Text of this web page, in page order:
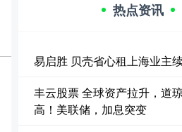
热点资讯
易启胜 贝壳省心租上海业主
丰云股票 全球资产拉升，道
高！美联储，加息突变